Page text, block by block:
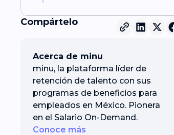
Compártelo
Acerca de minu
minu, la plataforma líder de
retención de talento con sus
programas de beneficios para
empleados en México. Pionera
en el Salario On-Demand.
Conoce más